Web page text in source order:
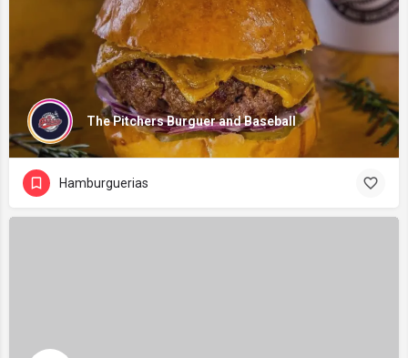
The Pitchers Burguer and Baseball
Hamburguerias